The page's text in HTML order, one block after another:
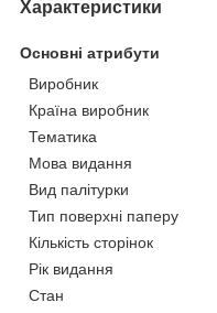
Характеристики
Основні атрибути
Виробник
Країна виробник
Тематика
Мова видання
Вид палітурки
Тип поверхні паперу
Кількість сторінок
Рік видання
Стан